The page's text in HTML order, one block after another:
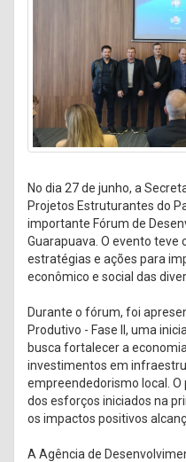
No dia 27 de junho, a
Projetos Estruturantes do
importante Fórum de
Guarapuava. O evento teve
estratégias e ações para
econômico e social das
Durante o fórum, foi
Produtivo - Fase II, uma
busca fortalecer a
investimentos em
empreendedorismo local.
dos esforços iniciados na
os impactos positivos
A Agência de